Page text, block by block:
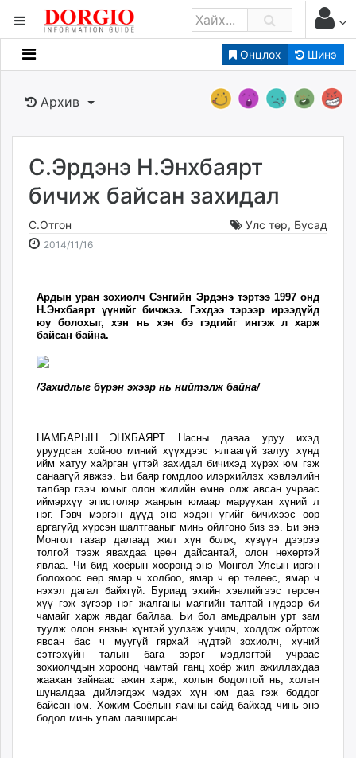
Онцлох Шинэ
Мэдээллийн
Банк санхүү
Бизнес ААН
Төрийн
Нийслэлийн
dorgio.mn
Gogo.mn
zindaa.mn
Baabar.mn
ikon.mn
mnb.mn
24tsag.mn
shuud.mn
eagle.mn
ergelt.mn
zarig.mn
today.mn
zuv.mn
mminfo.mn
ugluu.mn
urlag.mn
unen.mn
asu.mn
shudarga.mn
shuurhai.mn
unuudur.mn
Архив
С.Эрдэнэ Н.Энхбаярт
бичиж байсан захидал
С.Отгон Улс төр, Бусад
2014/11/162014-
17:24:17
2026-
20:19:31
Ардын уран зохиолч Сэнгийн Эрдэнэ тэртээ 1997 онд
Н.Энхбаярт үүнийг бичжээ. Гэхдээ тэрээр ирээдүйд
юу болохыг, хэн нь хэн бэ гэдгийг ингэж л харж
байсан байна.
/Захидлыг бүрэн эхээр нь нийтэлж байна/
НАМБАРЫН ЭНХБАЯРТ Насны даваа уруу ихэд
уруудсан хойноо миний хүүхдээс ялгаагүй залуу хүнд
ийм хатуу хайрган үгтэй захидал бичихэд хүрэх юм гэж
санаагүй явжээ. Би баяр гомдлоо илэрхийлэх хэвлэлийн
талбар гээч юмыг олон жилийн өмнө олж авсан учраас
иймэрхүү эпистоляр жанрын юмаар маруухан хүний л
нэг. Гэвч мэргэн дүүд энэ хэдэн үгийг бичихээс өөр
аргагүйд хүрсэн шалтгааныг минь ойлгоно биз ээ. Би энэ
Монгол газар далаад жил хүн болж, хүзүүн дээрээ
толгой тээж явахдаа цөөн дайсантай, олон нөхөртэй
явлаа. Чи бид хоёрын хооронд энэ Монгол Улсын иргэн
болохоос өөр ямар ч холбоо, ямар ч өр төлөөс, ямар ч
нэхэл дагал байхгүй. Буриад эхийн хэвлийгээс төрсөн
хүү гэж зүгээр нэг жалганы маягийн талтай нүдээр би
чамайг харж явдаг байлаа. Би бол амьдралын урт зам
туулж олон янзын хүнтэй уулзаж учирч, холдож ойртож
явсан бас ч муугүй гярхай нүдтэй зохиолч, хүний
сэтгэхүйн талын бага зэрэг мэдлэгтэй учраас
зохиолчдын хороонд чамтай ганц хоёр жил ажиллахдаа
жаахан зайнаас ажин харж, холын бодолтой нь, холын
шуналдаа дийлэгдэж мэдэх хүн юм даа гэж боддог
байсан юм. Хожим Соёлын яамны сайд байхад чинь энэ
бодол минь улам лавширсан.